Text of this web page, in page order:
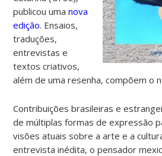
publicou umanova
edição. Ensaios,
traduções,
entrevistas e
textos criativos,
além de uma resenha, compõem o
Contribuições brasileiras e
de múltiplas formas de expressão
visões atuais sobre a arte e a
entrevista inédita, o pensador